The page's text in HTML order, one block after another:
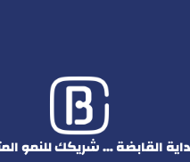
القابضة … شريكك للنمو